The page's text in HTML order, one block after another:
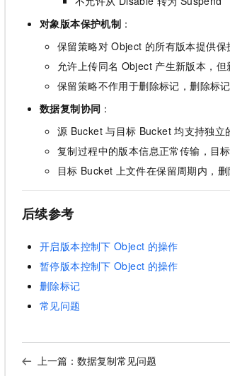
对象版本保护机制 ：
保留策略对 Object 的所有版本提供
允许上传同名 Object 产生新版本，但
保留策略不作用于删除标记，删除标
数据复制协同 ：
源 Bucket 与目标 Bucket 均支持独立
复制过程中的版本信息正常传输，目标
目标 Bucket 上文件在保留周期内，
后续参考
开启版本控制下 Object 的操作
暂停版本控制下 Object 的操作
删除标记
常见问题
上一篇： 数据复制常见问题